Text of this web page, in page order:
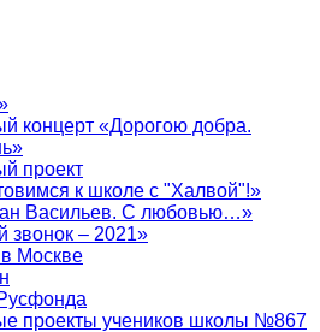
концерт «Дорогою добра.
проект
к школе с "Халвой"!»
Васильев. С любовью…»
звонок – 2021»
Москве
проекты учеников школы №867